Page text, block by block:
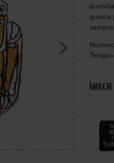
questa
Tempo